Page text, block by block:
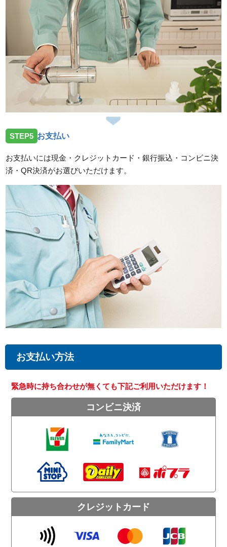
STEP5 お支払い
お支払いには現金・クレジットカード・銀行振込・コンビニ決
済・QR決済がお選びいただけます。
お支払い方法
緊急時に持ち合わせが無くても下記ご利用いただけます！
コンビニ決済
クレジットカード